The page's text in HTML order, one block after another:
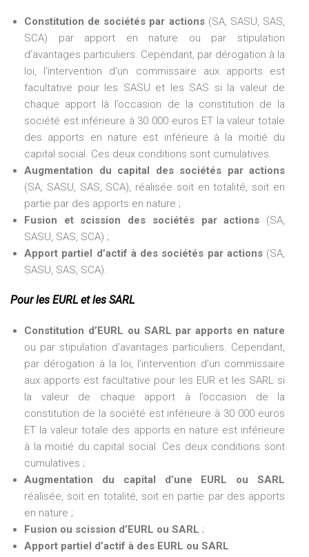
Constitution de sociétés par actions(SA, SASU, SAS,
SCA) par apport en nature ou par stipulation
d’avantages particuliers. Cependant, par dérogation à la
loi, l’intervention d’un commissaire aux apports est
facultative pour les SASU et les SAS si la valeur de
chaque apport là l’occasion de la constitution de la
société est inférieure à 30 000 euros ET la valeur totale
des apports en nature est inférieure à la moitié du
capital social. Ces deux conditions sont cumulatives.
Augmentation du capital des sociétés par actions
(SA, SASU, SAS, SCA), réalisée soit en totalité, soit en
partie par des apports en nature ;
Fusion et scission des sociétés par actions (SA,
SASU, SAS, SCA) ;
Apport partiel d’actif à des sociétés par actions(SA,
SASU, SAS, SCA).
Pour les EURL et les SARL
Constitution d’EURL ou SARL par apports en nature
ou par stipulation d’avantages particuliers. Cependant,
par dérogation à la loi, l’intervention d’un commissaire
aux apports est facultative pour les EUR et les SARL si
la valeur de chaque apport à l’occasion de la
constitution de la société est inférieure à 30 000 euros
ET la valeur totale des apports en nature est inférieure
à la moitié du capital social. Ces deux conditions sont
cumulatives ;
Augmentation du capital d’une EURL ou SARL
réalisée, soit en totalité, soit en partie par des apports
en nature ;
Fusion ou scission d’EURL ou SARL ;
Apport partiel d’actif à des EURL ou SARL.